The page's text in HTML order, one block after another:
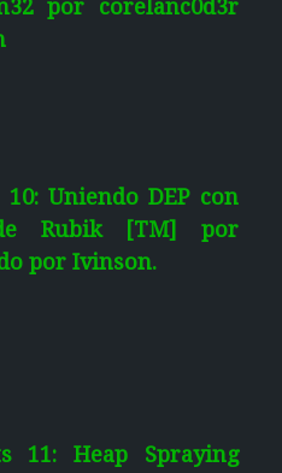
por corelanc0d3r
Uniendo DEP con
Rubik [TM] por
por Ivinson.
11: Heap Spraying